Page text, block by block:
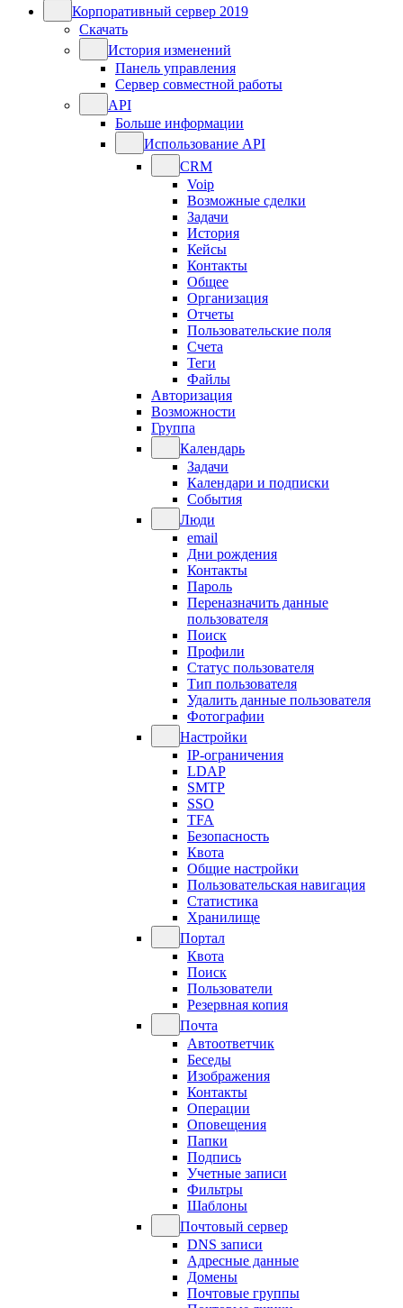
Корпоративный сервер 2019
Скачать
История изменений
Панель управления
Сервер совместной работы
API
Больше информации
Использование API
CRM
Voip
Возможные сделки
Задачи
История
Кейсы
Контакты
Общее
Организация
Отчеты
Пользовательские поля
Счета
Теги
Файлы
Авторизация
Возможности
Группа
Календарь
Задачи
Календари и подписки
События
Люди
email
Дни рождения
Контакты
Пароль
Переназначить данные
пользователя
Поиск
Профили
Статус пользователя
Тип пользователя
Удалить данные пользователя
Фотографии
Настройки
IP-ограничения
LDAP
SMTP
SSO
TFA
Безопасность
Квота
Общие настройки
Пользовательская навигация
Статистика
Хранилище
Портал
Квота
Поиск
Пользователи
Резервная копия
Почта
Автоответчик
Беседы
Изображения
Контакты
Операции
Оповещения
Папки
Подпись
Учетные записи
Фильтры
Шаблоны
Почтовый сервер
DNS записи
Адресные данные
Домены
Почтовые группы